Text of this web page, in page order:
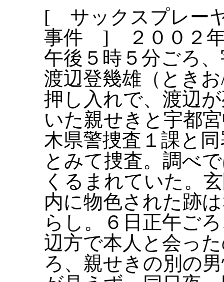
[ サックスプレー
事件 ] ２００２年
午後５時５分ごろ
渡辺登幾雄（とき
押し入れで、渡辺
いた親せきと宇都
木県警捜査１課と
とみて捜査。調べ
くるまれていた。
内に物色された跡
らし。６日正午ご
辺方で本人と会っ
ろ、親せきの別の